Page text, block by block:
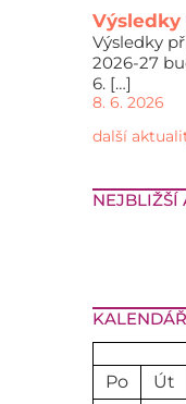
Výsledky
Výsledky
2026-27
6. […]
8. 6. 2026
další
NEJBLIŽŠÍ
KALENDÁŘ
Po
Út